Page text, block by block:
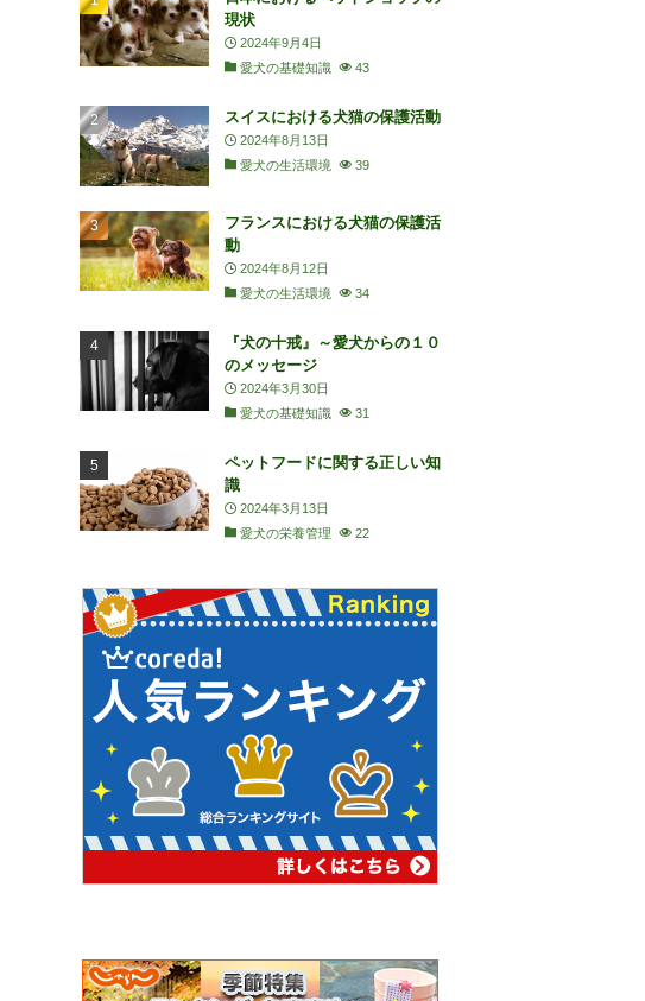
現状
2024年9月4日
愛犬の基礎知識
43
スイスにおける犬猫の保護活動
2024年8月13日
愛犬の生活環境
39
フランスにおける犬猫の保護活
動
2024年8月12日
愛犬の生活環境
34
『犬の十戒』～愛犬からの１０
のメッセージ
2024年3月30日
愛犬の基礎知識
31
ペットフードに関する正しい知
識
2024年3月13日
愛犬の栄養管理
22